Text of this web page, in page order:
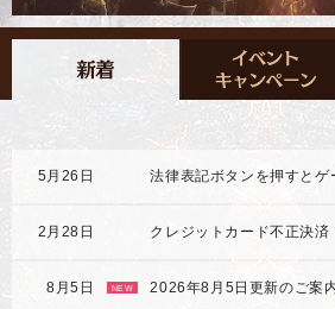
5月26日 法律表記ボタンを押すと
2月28日
8月5日 NEW 2026年8月5日更新のご案